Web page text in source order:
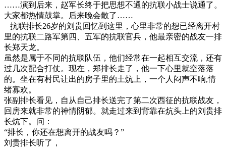
……演到后来，赵军长终于把思想不通的抗联小战士说通了。
大家都热情鼓掌。后来晚会散了……
抗联排长26岁的刘贵回忆到这里，心里非常的想已经离开村
里的抗联二路军第四、五军的抗联官兵，他最亲密的战友一排
长郑天龙。
虽然是属于不同的抗联队伍，他们经常在一起相互交流，还有
过几次配合打仗。现在，郑排长走了，他一下心里就空落落
的。坐在有村民让出的房子里的土炕上，一个人闷声不响,情
绪寡欢。
张副排长看见，自从自己排长送完了第二次西征的抗联战友，
回房来就非常的神情阴郁。就走过来到背靠在炕头上的刘贵排
长炕下。问：
“排长，你还在想离开的战友吗？”
刘贵排长听了，